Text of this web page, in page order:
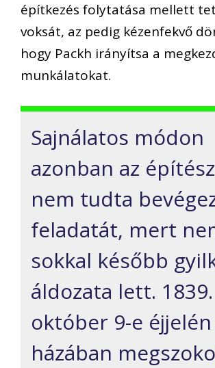
építkezés folytatása mellett
voksát, az pedig kézenfekvő
hogy Packh irányítsa a
munkálatokat.
Sajnálatos módon
azonban az
nem tudta
feladatát, mert
sokkal később
áldozata lett. 1839.
október 9-e éjjelén
házában